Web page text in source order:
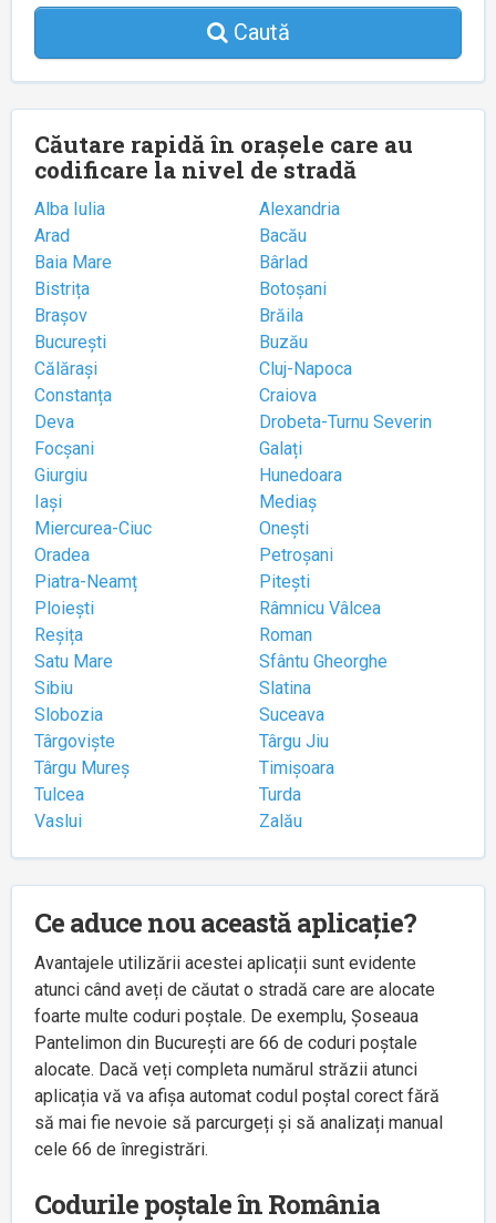
Caută
Căutare rapidă în orașele care au
codificare la nivel de stradă
Alba Iulia
Alexandria
Arad
Bacău
Baia Mare
Bârlad
Bistrița
Botoșani
Brașov
Brăila
București
Buzău
Călărași
Cluj-Napoca
Constanța
Craiova
Deva
Drobeta-Turnu Severin
Focșani
Galați
Giurgiu
Hunedoara
Iași
Mediaș
Miercurea-Ciuc
Onești
Oradea
Petroșani
Piatra-Neamț
Pitești
Ploiești
Râmnicu Vâlcea
Reșița
Roman
Satu Mare
Sfântu Gheorghe
Sibiu
Slatina
Slobozia
Suceava
Târgoviște
Târgu Jiu
Târgu Mureș
Timișoara
Tulcea
Turda
Vaslui
Zalău
Ce aduce nou această aplicație?
Avantajele utilizării acestei aplicații sunt evidente
atunci când aveți de căutat o stradă care are alocate
foarte multe coduri poștale. De exemplu, Șoseaua
Pantelimon din București are 66 de coduri poștale
alocate. Dacă veți completa numărul străzii atunci
aplicația vă va afișa automat codul poștal corect fără
să mai fie nevoie să parcurgeți și să analizați manual
cele 66 de înregistrări.
Codurile poștale în România